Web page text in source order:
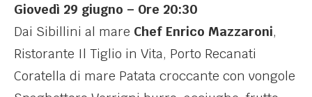
Giovedì 29 giugno – Ore 20:30
Dai Sibillini al mare Chef Enrico Mazzaroni,
Ristorante Il Tiglio in Vita, Porto Recanati
Coratella di mare Patata croccante con vongole